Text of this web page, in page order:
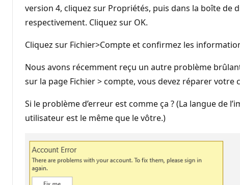
version 4, cliquez sur Propriétés, puis dans la boîte de
respectivement. Cliquez sur OK.
Cliquez sur Fichier>Compte et confirmez les
Nous avons récemment reçu un autre problème
sur la page Fichier > compte, vous devez réparer
Si le problème d’erreur est comme ça ? (La langue de
utilisateur est le même que le vôtre.)